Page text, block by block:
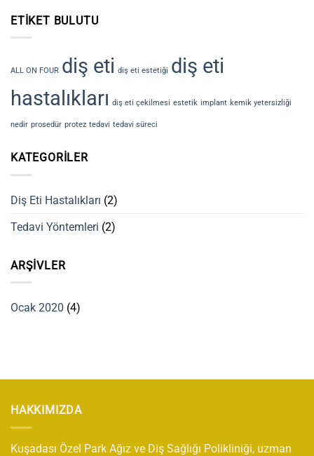
Nedir?
ETIKET BULUTU
ALL ON FOUR diş eti diş eti estetiği diş eti
hastalıkları diş eti çekilmesi estetik implant kemik yetersizliği
nedir prosedür protez tedavi tedavi süreci
KATEGORILER
Diş Eti Hastalıkları (2)
Tedavi Yöntemleri (2)
ARŞIVLER
Ocak 2020 (4)
HAKKIMIZDA
Kuşadası Özel Park Ağız ve Diş Sağlığı Polikliniği, uzman